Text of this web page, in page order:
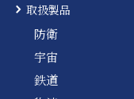
取扱製品
防衛
宇宙
鉄道